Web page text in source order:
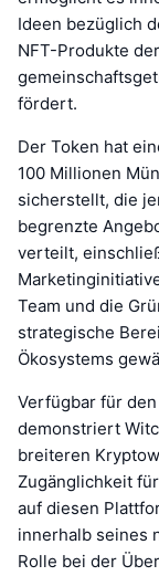
Ideen bezüglich
NFT-Produkte
fördert.
Der Token hat
100 Millionen
sicherstellt, die
begrenzte
verteilt,
Team und die
strategische
Ökosystems
Verfügbar für
demonstriert
breiteren
Zugänglichkeit
auf diesen
innerhalb seines
Rolle bei der